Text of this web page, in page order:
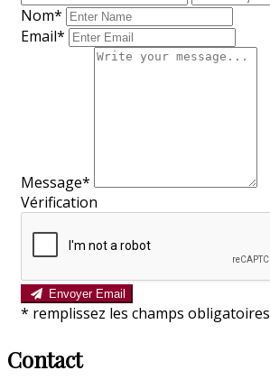
Nom*
Email*
Message*
Vérification
Envoyer Email
* remplissez les champs obligatoires
Contact